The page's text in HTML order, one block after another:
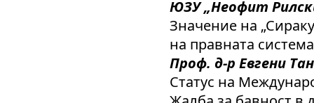
ЮЗУ „Неофит
Значение на
на правната
Проф. д-р Евгени
Статус на